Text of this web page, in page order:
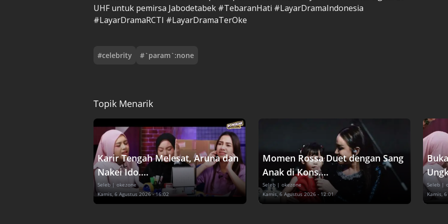
UHF untuk pemirsa Jabodetabek #TebaranHati #LayarDramaIndonesia
#LayarDramaRCTI #LayarDramaTerOke
#celebrity #`param`:none
Topik Menarik
Karir Tengah Melesat, Aruna dan
Nakei Ido....
Seleb | okezone
Kamis, 6 Agustus 2026 - 16:02
Momen Rossa Duet dengan Sang
Anak di Kons....
Seleb | okezone
Kamis, 6 Agustus 2026 - 12:01
Seleb |
Kamis,